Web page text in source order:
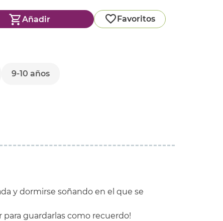
Añadir Favoritos
9-10 años
y dormirse soñando en el que se
guardarlas como recuerdo!